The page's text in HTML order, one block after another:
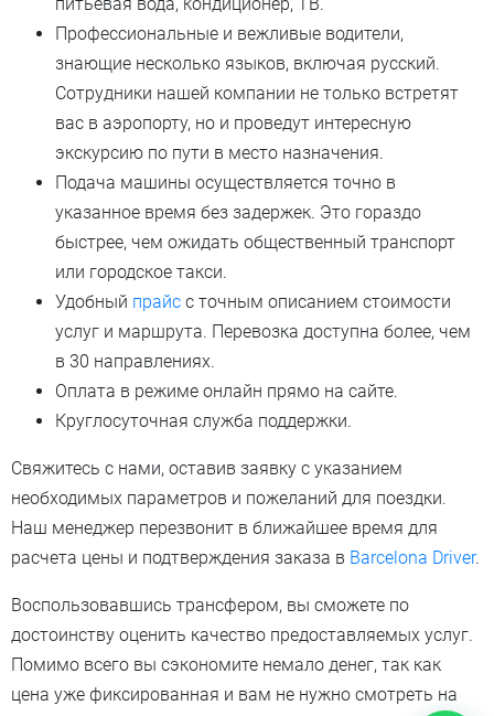
Профессиональные и вежливые водители,
знающие несколько языков, включая русский.
Сотрудники нашей компании не только встретят
вас в аэропорту, но и проведут интересную
экскурсию по пути в место назначения.
Подача машины осуществляется точно в
указанное время без задержек. Это гораздо
быстрее, чем ожидать общественный транспорт
или городское такси.
Удобный прайс с точным описанием стоимости
услуг и маршрута. Перевозка доступна более, чем
в 30 направлениях.
Оплата в режиме онлайн прямо на сайте.
Круглосуточная служба поддержки.
Свяжитесь с нами, оставив заявку с указанием
необходимых параметров и пожеланий для поездки.
Наш менеджер перезвонит в ближайшее время для
расчета цены и подтверждения заказа в Barcelona Driver.
Воспользовавшись трансфером, вы сможете по
достоинству оценить качество предоставляемых услуг.
Помимо всего вы сэкономите немало денег, так как
цена уже фиксированная и вам не нужно смотреть на